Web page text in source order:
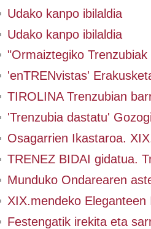
Udako kanpo ibilaldia
Udako kanpo ibilaldia
"Ormaiztegiko
'enTRENvistas'
TIROLINA Trenzubian
'Trenzubia dastatu'
Osagarrien Ikastaroa.
TRENEZ BIDAI gidatua.
Munduko Ondarearen
XIX.mendeko
Festengatik irekita eta